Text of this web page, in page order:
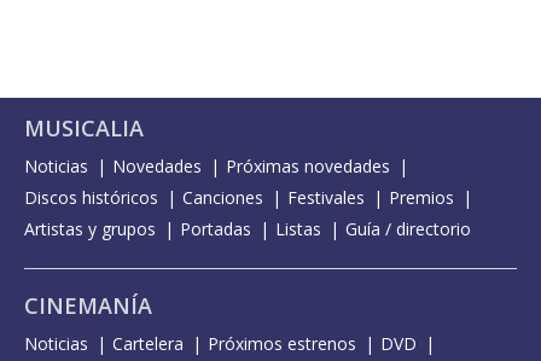
MUSICALIA
Noticias Novedades
Próximas novedades
Discos históricos
Canciones Festivales
Premios
Artistas y grupos
Portadas Listas Guía / directorio
CINEMANÍA
Noticias Cartelera Próximos estrenos
DVD